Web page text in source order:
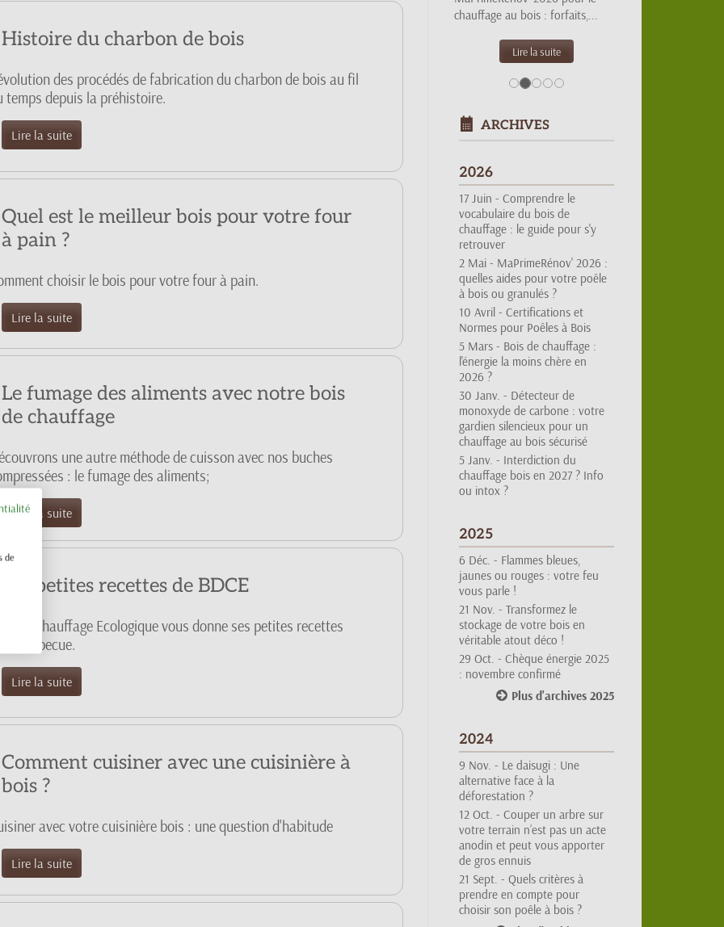
Histoire du charbon de bois
des procédés de fabrication du charbon de bois au fil
temps depuis la préhistoire.
Lire la suite
Quel est le meilleur bois pour votre four
à pain ?
choisir le bois pour votre four à pain.
Lire la suite
Le fumage des aliments avec notre bois
de chauffage
une autre méthode de cuisson avec nos buches
: le fumage des aliments;
Lire la suite
Les petites recettes de BDCE
de Chauffage Ecologique vous donne ses petites recettes
barbecue.
Lire la suite
Comment cuisiner avec une cuisinière à
bois ?
avec votre cuisinière bois : une question d'habitude
Lire la suite
17 Juin -Comprendre le
vocabulaire du bois de
chauffage : le guide pour s'y
retrouver
2 Mai -MaPrimeRénov' 2026 :
quelles aides pour votre poêle
à bois ou granulés ?
10 Avril - Certifications et
Normes pour Poêles à Bois
5 Mars -Bois de chauffage :
l'énergie la moins chère en
2026 ?
30 Janv. -
monoxyde de carbone : votre
gardien silencieux pour un
chauffage au bois sécurisé
5 Janv. -Interdiction du
chauffage bois en 2027 ? Info
ou intox ?
6 Déc. -Flammes bleues,
jaunes ou rouges : votre feu
vous parle !
21 Nov. -Transformez le
stockage de votre bois en
véritable atout déco !
29 Oct. -Chèque énergie 2025
: novembre confirmé
Plus d'archives 2025
9 Nov. -Le daisugi : Une
alternative face à la
déforestation ?
12 Oct. -Couper un arbre sur
votre terrain n’est pas un acte
anodin et peut vous apporter
de gros ennuis
21 Sept. -Quels critères à
prendre en compte pour
choisir son poêle à bois ?
Plus d'archives 2024
de